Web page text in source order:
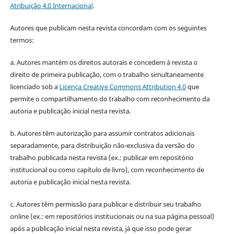
Atribuição 4.0 Internacional.
Autores que publicam nesta revista concordam com os seguintes
termos:
a. Autores mantém os direitos autorais e concedem à revista o
direito de primeira publicação, com o trabalho simultaneamente
licenciado sob a Licença Creative Commons Attribution 4.0que
permite o compartilhamento do trabalho com reconhecimento da
autoria e publicação inicial nesta revista.
b. Autores têm autorização para assumir contratos adicionais
separadamente, para distribuição não-exclusiva da versão do
trabalho publicada nesta revista (ex.: publicar em repositório
institucional ou como capítulo de livro), com reconhecimento de
autoria e publicação inicial nesta revista.
c. Autores têm permissão para publicar e distribuir seu trabalho
online (ex.: em repositórios institucionais ou na sua página pessoal)
após a publicação inicial nesta revista, já que isso pode gerar